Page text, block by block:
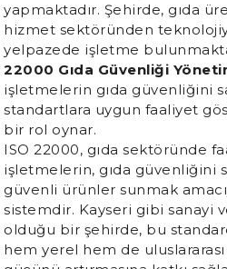
yapmaktadır. Şehirde, gıda
hizmet sektöründen
yelpazede işletme
22000 Gıda Güvenliği
işletmelerin gıda güvenliğini
standartlara uygun faaliyet
bir rol oynar.
ISO 22000, gıda sektöründe
işletmelerin, gıda güvenliğini
güvenli ürünler sunmak
sistemdir. Kayseri gibi sanayi
olduğu bir şehirde, bu
hem yerel hem de